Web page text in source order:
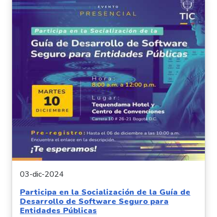
03-dic-2024
Participa en la Socialización de la Guía de
Desarrollo de Software Seguro para
Entidades Públicas